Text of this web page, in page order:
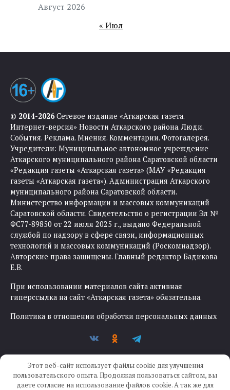
Август 2026
« Июл
© 2014-2026Сетевое издание «Аткарская газета.
Интернет-версия» Новости Аткарского района. Люди.
События. Реклама. Мнения. Комментарии. Фотогалерея.
Учредители: Муниципальное автономное учреждение
Аткарского муниципального района Саратовской области
«Редакция газеты «Аткарская газета» (МАУ «Редакция
газеты «Аткарская газета»). Администрация Аткарского
муниципального района Саратовской области.
Министерство информации и массовых коммуникаций
Саратовской области. Свидетельство о регистрации Эл №
ФС77-89850 от 22 июля 2025 г., выдано Федеральной
службой по надзору в сфере связи, информационных
технологий и массовых коммуникаций (Роскомнадзор).
Авторские права защищены. Главный редактор Бадикова
Е.В.
При использовании материалов сайта активная
гиперссылка на сайт «Аткарская газета» обязательна.
Политика в отношении обработки персональных данных
Этот веб-сайт использует файлы cookie для улучшения
пользовательского опыта. Продолжая пользоваться сайтом, вы
даете согласие на использование файлов cookie. А так же для